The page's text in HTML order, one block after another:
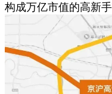
构成万亿市值的高新